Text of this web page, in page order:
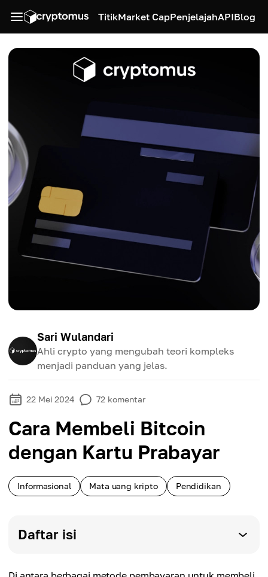
TitikMarket CapPenjelajahAPIBlog
Sari Wulandari
Ahli crypto yang mengubah teori kompleks
menjadi panduan yang jelas.
22 Mei 2024 72 komentar
Cara Membeli Bitcoin
dengan Kartu Prabayar
Informasional Mata uang kripto Pendidikan
Daftar isi